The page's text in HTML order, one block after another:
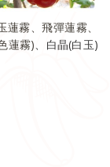
霧、飛彈蓮霧、
蓮霧)、白晶(白玉)